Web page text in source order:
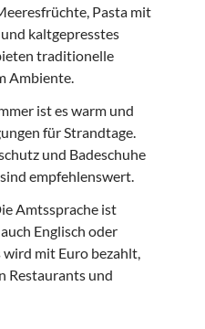
Pasta mit
kaltgepresstes
traditionelle
Ambiente.
ist es warm und
für Strandtage.
und Badeschuhe
empfehlenswert.
Amtssprache ist
Englisch oder
wird mit Euro bezahlt,
Restaurants und